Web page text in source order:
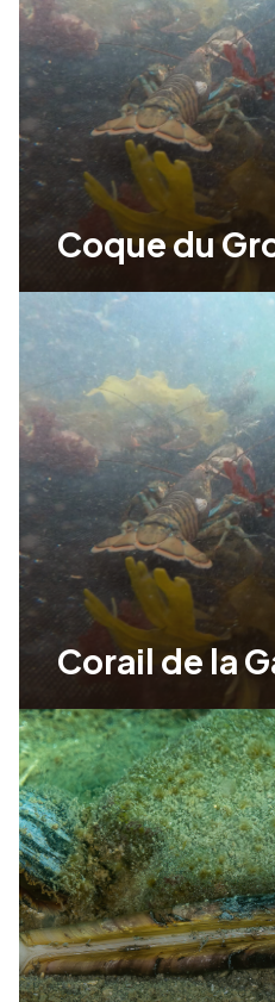
Coque du
Corail de la